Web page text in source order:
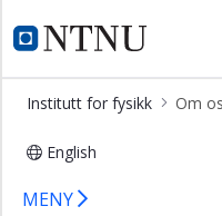
NTNU Hjemmeside
Institutt for
Institutt for fysikk Om
English
Om oss ved
×
Forsiden
Ansatte
Studier
MENY